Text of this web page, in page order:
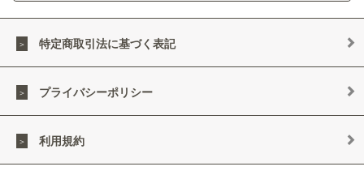
特定商取引法に基づく表記
プライバシーポリシー
利用規約